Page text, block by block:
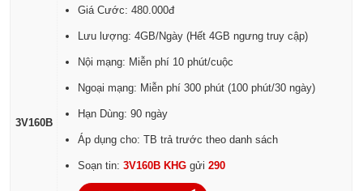
3V160B
Giá Cước: 480.000đ
Lưu lượng: 4GB/Ngày (Hết 4GB ngưng truy cập)
Nội mạng: Miễn phí 10 phút/cuộc
Ngoại mạng: Miễn phí 300 phút (100 phút/30 ngày)
Hạn Dùng: 90 ngày
Áp dụng cho: TB trả trước theo danh sách
Soạn tin:3V160B KHGgửi290